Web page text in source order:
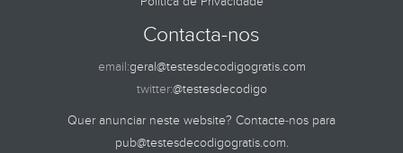
Contacta-nos
email:geral@testesdecodigogratis.com
twitter:@testesdecodigo
Quer anunciar neste website? Contacte-nos para
pub@testesdecodigogratis.com.